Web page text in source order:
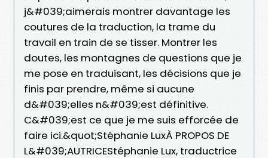
j&#039;aimerais montrer davantage les
coutures de la traduction, la trame du
travail en train de se tisser. Montrer les
doutes, les montagnes de questions que je
me pose en traduisant, les décisions que je
finis par prendre, même si aucune
d&#039;elles n&#039;est définitive.
C&#039;est ce que je me suis efforcée de
faire ici.&quot;Stéphanie LuxÀ PROPOS DE
L&#039;AUTRICEStéphanie Lux, traductrice